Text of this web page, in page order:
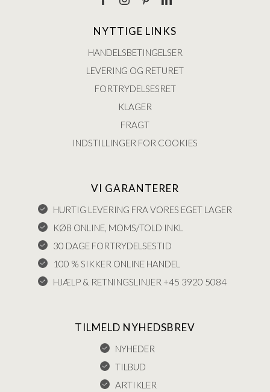
NYTTIGE LINKS
HANDELSBETINGELSER
LEVERING OG RETURET
FORTRYDELSESRET
KLAGER
FRAGT
INDSTILLINGER FOR COOKIES
VI GARANTERER
HURTIG LEVERING FRA VORES EGET LAGER
KØB ONLINE, MOMS/TOLD INKL
30 DAGE FORTRYDELSESTID
100 % SIKKER ONLINE HANDEL
HJÆLP & RETNINGSLINJER +45 3920 5084
TILMELD NYHEDSBREV
NYHEDER
TILBUD
ARTIKLER